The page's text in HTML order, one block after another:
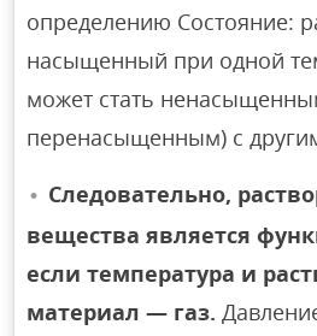
определению Состояние:
насыщенный при одной
может стать
перенасыщенным) с
Следовательно,
вещества является
если температура и
материал — газ.